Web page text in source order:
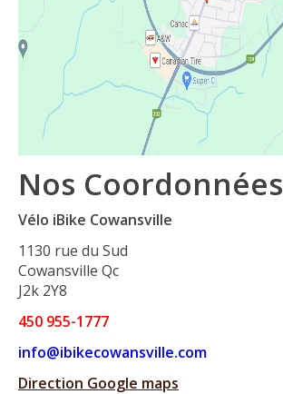
Nos Coordonnées
Vélo iBike Cowansville
1130 rue du Sud
Cowansville Qc
J2k 2Y8
450 955-1777
info@ibikecowansville.com
Direction Google maps